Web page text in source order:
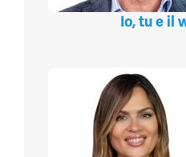
Io, tu e il